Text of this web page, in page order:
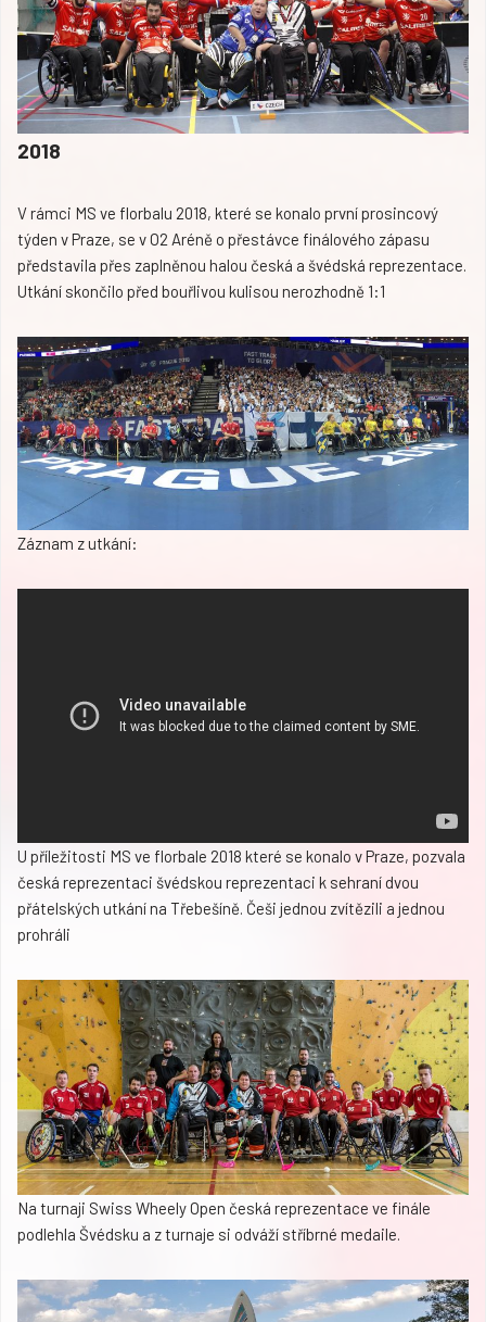
2018
V rámci MS ve florbalu 2018, které se konalo první prosincový
týden v Praze, se v O2 Aréně o přestávce finálového zápasu
představila přes zaplněnou halou česká a švédská reprezentace.
Utkání skončilo před bouřlivou kulisou nerozhodně 1:1
Záznam z utkání:
U příležitosti MS ve florbale 2018 které se konalo v Praze, pozvala
česká reprezentaci švédskou reprezentaci k sehraní dvou
přátelských utkání na Třebešíně. Češi jednou zvítězili a jednou
prohráli
Na turnaji Swiss Wheely Open česká reprezentace ve finále
podlehla Švédsku a z turnaje si odváží stříbrné medaile.